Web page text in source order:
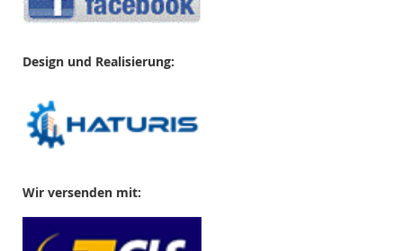
Design und Realisierung:
Wir versenden mit: